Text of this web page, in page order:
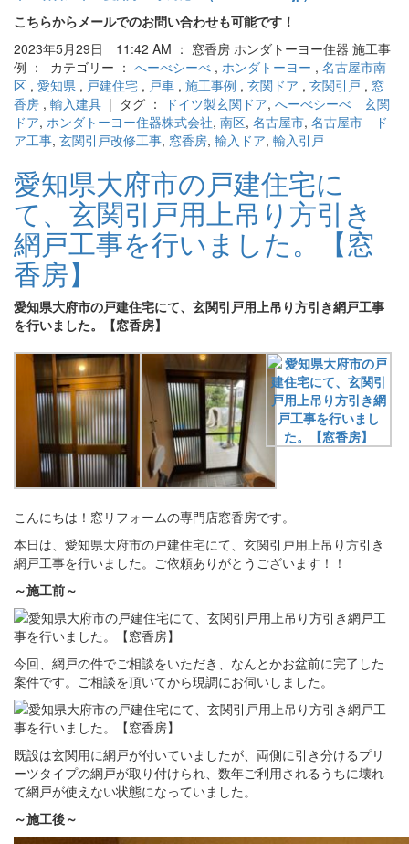
こちらからメールでのお問い合わせも可能です！
2023年5月29日 11:42 AM ： 窓香房 ホンダトーヨー住器 施工事
例 ： カテゴリー ： へーべシーべ , ホンダトーヨー , 名古屋市南
区 , 愛知県 , 戸建住宅 , 戸車 , 施工事例 , 玄関ドア , 玄関引戸 , 窓
香房 , 輸入建具 | タグ ： ドイツ製玄関ドア, へーべシーべ 玄関
ドア, ホンダトーヨー住器株式会社, 南区, 名古屋市, 名古屋市 ド
ア工事, 玄関引戸改修工事, 窓香房, 輸入ドア, 輸入引戸
愛知県大府市の戸建住宅に
て、玄関引戸用上吊り方引き
網戸工事を行いました。【窓
香房】
愛知県大府市の戸建住宅にて、玄関引戸用上吊り方引き網戸工事
を行いました。【窓香房】
こんにちは！窓リフォームの専門店窓香房です。
本日は、愛知県大府市の戸建住宅にて、玄関引戸用上吊り方引き
網戸工事を行いました。ご依頼ありがとうございます！！
～施工前～
今回、網戸の件でご相談をいただき、なんとかお盆前に完了した
案件です。ご相談を頂いてから現調にお伺いしました。
既設は玄関用に網戸が付いていましたが、両側に引き分けるプリ
ーツタイプの網戸が取り付けられ、数年ご利用されるうちに壊れ
て網戸が使えない状態になっていました。
～施工後～